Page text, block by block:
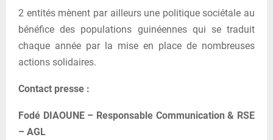
2 entités mènent par ailleurs une politique sociétale au
bénéfice des populations guinéennes qui se traduit
chaque année par la mise en place de nombreuses
actions solidaires.
Contact presse :
Fodé DIAOUNE – Responsable Communication & RSE
– AGL